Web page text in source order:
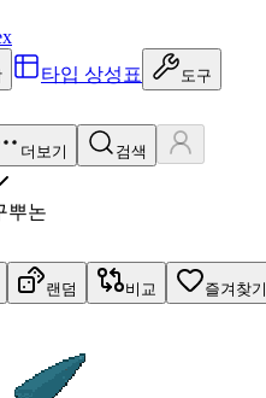
타입 상성표 도구
더보기 검색
뿌논
랜덤 비교 즐겨찾기